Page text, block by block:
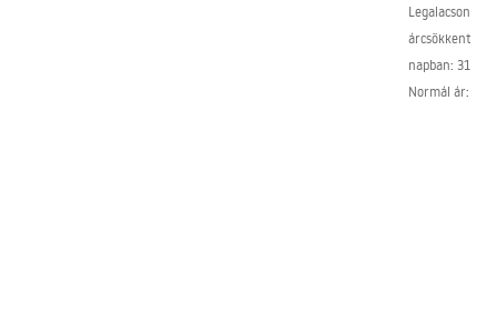
árcsökkentést
napban: 31
Normál ár: